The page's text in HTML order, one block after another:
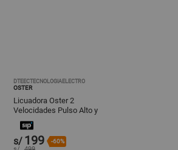
DTEECTECNOLOGIAELECTRO
OSTER
Licuadora Oster 2
Velocidades Pulso Alto y
Bajo 800W Roja
BLSTKAGRPB
s/ 199 -60%